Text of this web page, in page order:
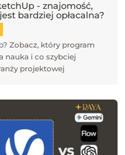
- znajomość,
bardziej opłacalna?
Zobacz, który program
nauka i co szybciej
projektowej